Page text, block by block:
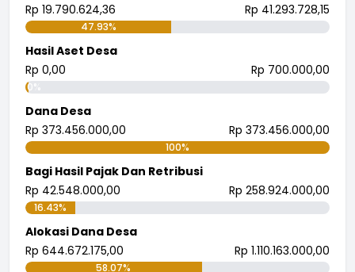
Rp 19.790.624,36
Rp 41.293.728,15
47.93%
Hasil Aset Desa
Rp 0,00
Rp 700.000,00
0%
Dana Desa
Rp 373.456.000,00
Rp 373.456.000,00
100%
Bagi Hasil Pajak Dan Retribusi
Rp 42.548.000,00
Rp 258.924.000,00
16.43%
Alokasi Dana Desa
Rp 644.672.175,00
Rp 1.110.163.000,00
58.07%